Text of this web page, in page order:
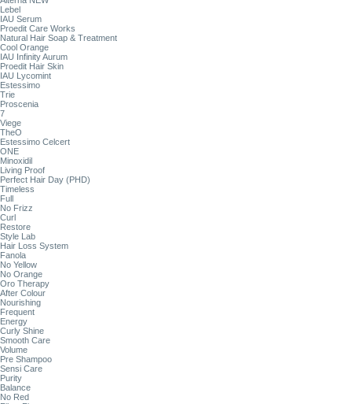
Lebel
IAU Serum
Proedit Care Works
Natural Hair Soap & Treatment
Cool Orange
IAU Infinity Aurum
Proedit Hair Skin
IAU Lycomint
Estessimo
Trie
Proscenia
7
Viege
TheO
Estessimo Celcert
ONE
Minoxidil
Living Proof
Perfect Hair Day (PHD)
Timeless
Full
No Frizz
Curl
Restore
Style Lab
Hair Loss System
Fanola
No Yellow
No Orange
Oro Therapy
After Colour
Nourishing
Frequent
Energy
Curly Shine
Smooth Care
Volume
Pre Shampoo
Sensi Care
Purity
Balance
No Red